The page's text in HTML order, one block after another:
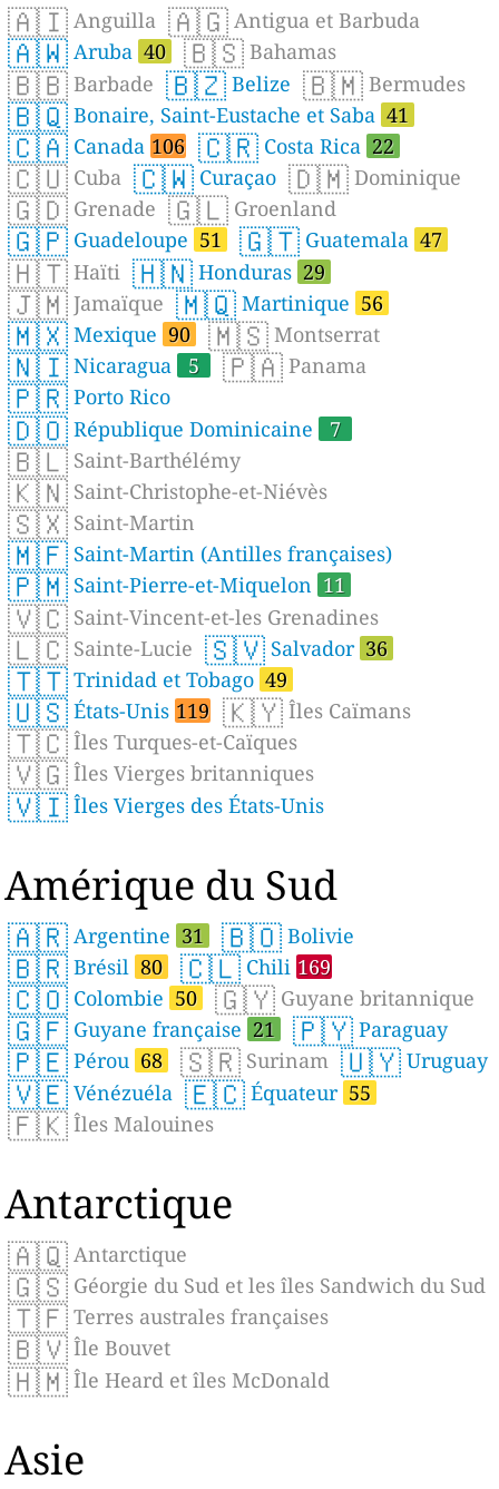
🇦🇮 Anguilla 🇦🇬 Antigua et Barbuda
🇦🇼 Aruba 40 🇧🇸 Bahamas
🇧🇧 Barbade 🇧🇿 Belize 🇧🇲 Bermudes
🇧🇶 Bonaire, Saint-Eustache et Saba 41
🇨🇦 Canada 106 🇨🇷 Costa Rica 22
🇨🇺 Cuba 🇨🇼 Curaçao 🇩🇲 Dominique
🇬🇩 Grenade 🇬🇱 Groenland
🇬🇵 Guadeloupe 51 🇬🇹 Guatemala 47
🇭🇹 Haïti 🇭🇳 Honduras 29
🇯🇲 Jamaïque 🇲🇶 Martinique 56
🇲🇽 Mexique 90 🇲🇸 Montserrat
🇳🇮 Nicaragua 5 🇵🇦 Panama
🇵🇷 Porto Rico
🇩🇴 République Dominicaine 7
🇧🇱 Saint-Barthélémy
🇰🇳 Saint-Christophe-et-Niévès
🇸🇽 Saint-Martin
🇲🇫 Saint-Martin (Antilles françaises)
🇵🇲 Saint-Pierre-et-Miquelon 11
🇻🇨 Saint-Vincent-et-les Grenadines
🇱🇨 Sainte-Lucie 🇸🇻 Salvador 36
🇹🇹 Trinidad et Tobago 49
🇺🇸 États-Unis 119 🇰🇾 Îles Caïmans
🇹🇨 Îles Turques-et-Caïques
🇻🇬 Îles Vierges britanniques
🇻🇮 Îles Vierges des États-Unis
Amérique du Sud
🇦🇷 Argentine 31 🇧🇴 Bolivie
🇧🇷 Brésil 80 🇨🇱 Chili 169
🇨🇴 Colombie 50 🇬🇾 Guyane britannique
🇬🇫 Guyane française 21 🇵🇾 Paraguay
🇵🇪 Pérou 68 🇸🇷 Surinam 🇺🇾 Uruguay
🇻🇪 Vénézuéla 🇪🇨 Équateur 55
🇫🇰 Îles Malouines
Antarctique
🇦🇶 Antarctique
🇬🇸 Géorgie du Sud et les îles Sandwich du Sud
🇹🇫 Terres australes françaises
🇧🇻 Île Bouvet
🇭🇲 Île Heard et îles McDonald
Asie